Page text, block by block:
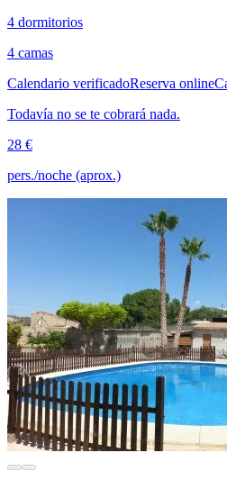
4 dormitorios
4 camas
Calendario verificadoReserva online
Todavía no se te cobrará nada.
28 €
pers./noche (aprox.)